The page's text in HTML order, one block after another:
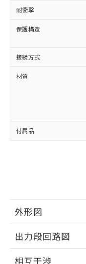
耐衝撃
保護構造
接続方式
材質
付属品
外形図
外形図
出力段回路図
相互干渉
覧され
準価格
了承く
正式な
様のお
ムロン
ご相談
オムロ
在庫状
事前の
示しな
マイパ
および
※当社の
の共同
ミウム(Cd)
六価クロム
ル) (DEHP)(別名
ルベンジル（
（DBP）
(DIBP) 1000ppm以
但し、RoHS指令
フタル酸エステ
図的な使用がな
部品在庫の
月が前後する
とができます。
EU RoHS指令
51物質の非含
※本証明書は
Pb(鉛)
Cr(Ⅵ)(六価クロ
ニル類) :
ル類) : 1000ppm、
DBP(フタル酸ジ
イソブチル) :
ル) : 1000ppm、
DEHP(フタル酸ビ
※2 環境保
「ｅ」：有
準値以下で
「10」：通
質が外部に漏
可)を
当社は
全に破
いよう
当社は
ル、化
武器並
使用い
当社は
場合は
該第三
販売先
法に輸
一
一
在
い
た
機
認
受